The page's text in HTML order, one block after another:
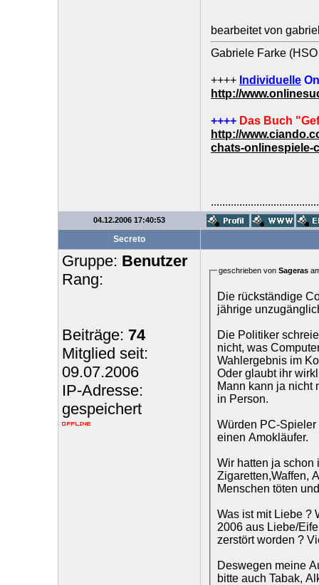
bearbeitet von
Gabriele Farke (HSO
++++ Individuelle
http://
++++ Das Buch
http://
chats-onlinespiele-
04.12.2006 17:40:53
Secreto
Gruppe: Benutzer
Rang:
Beiträge: 74
Mitglied seit:
09.07.2006
IP-Adresse:
gespeichert
geschrieben von Sageras
Die rückständige
jährige
Die Politiker
nicht, was
Wahlergebnis im
Oder glaubt ihr
Mann kann ja nicht
in Person.
Würden PC-Spieler
einen Amokläufer.
Wir hatten ja schon
Zigaretten,Waffen,
Menschen töten
Was ist mit Liebe ?
2006 aus Liebe/
zerstört worden ?
Deswegen meine
bitte auch Tabak,